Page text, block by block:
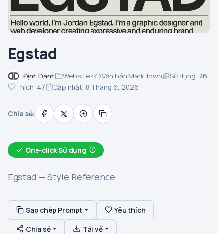
Egstad
Định Danh Websites Văn bản Markdown Sử dụng: 26
Thích: 47 Cập nhật: 8 Tháng 6, 2026
Chia sẻ:
One-click Sử dụng
Egstad — Style Reference
Sao chép Prompt Yêu thích
Chia sẻ Tải về